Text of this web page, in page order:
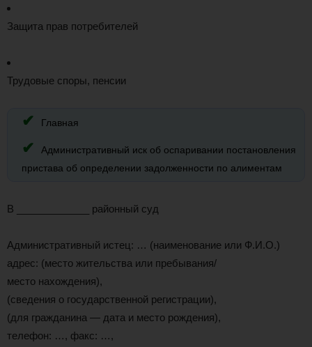
Защита прав потребителей
Трудовые споры, пенсии
Главная
Административный иск об оспаривании постановления
пристава об определении задолженности по алиментам
В _____________ районный суд
Административный истец: … (наименование или Ф.И.О.)
адрес: (место жительства или пребывания/
место нахождения),
(сведения о государственной регистрации),
(для гражданина — дата и место рождения),
телефон: …, факс: …,